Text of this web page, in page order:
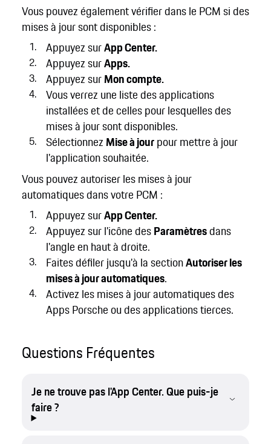
Vous pouvez également vérifier dans le PCM si des
mises à jour sont disponibles :
Appuyez surApp Center.
Appuyez surApps.
Appuyez surMon compte.
Vous verrez une liste des applications
installées et de celles pour lesquelles des
mises à jour sont disponibles.
Sélectionnez Mise à jourpour mettre à jour
l'application souhaitée.
Vous pouvez autoriser les mises à jour
automatiques dans votre PCM :
Appuyez surApp Center.
Appuyez sur l'icône desParamètresdans
l'angle en haut à droite.
Faites défiler jusqu'à la sectionAutoriser les
mises à jour automatiques.
Activez les mises à jour automatiques des
Apps Porsche ou des applications tierces.
Questions Fréquentes
Je ne trouve pas l'App Center. Que puis-je
faire ?